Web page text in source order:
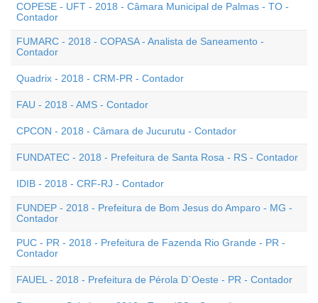
COPESE - UFT - 2018 - Câmara Municipal de Palmas - TO -
Contador
FUMARC - 2018 - COPASA - Analista de Saneamento -
Contador
Quadrix - 2018 - CRM-PR - Contador
FAU - 2018 - AMS - Contador
CPCON - 2018 - Câmara de Jucurutu - Contador
FUNDATEC - 2018 - Prefeitura de Santa Rosa - RS - Contador
IDIB - 2018 - CRF-RJ - Contador
FUNDEP - 2018 - Prefeitura de Bom Jesus do Amparo - MG -
Contador
PUC - PR - 2018 - Prefeitura de Fazenda Rio Grande - PR -
Contador
FAUEL - 2018 - Prefeitura de Pérola D`Oeste - PR - Contador